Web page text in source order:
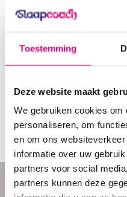
Toestemming
Deze website maakt
We gebruiken cookies
personaliseren, om
en om ons
informatie over uw
partners voor social
partners kunnen deze
Vergelijk
Niet op voorraad
Bekijken